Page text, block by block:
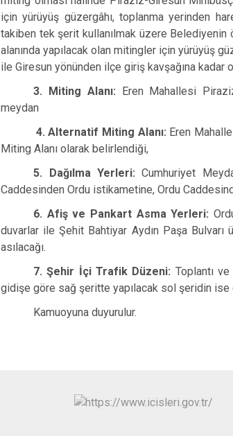
için yürüyüş güzergâhı, toplanma yerinden
takiben tek şerit kullanılmak üzere Belediyenin
alanında yapılacak olan mitingler için yürüyüş
ile Giresun yönünden ilçe giriş kavşağına kadar
3. Miting Alanı: Eren Mahallesi
meydan
4. Alternatif Miting Alanı: Eren
Miting Alanı olarak belirlendiği,
5. Dağılma Yerleri:Cumhuriyet
Caddesinden Ordu istikametine, Ordu
6. Afiş ve Pankart Asma Yerleri:
duvarlar ile Şehit Bahtiyar Aydın Paşa
asılacağı.
7. Şehir İçi Trafik Düzeni: Toplantı
gidişe göre sağ şeritte yapılacak sol şeridin ise
Kamuoyuna duyurulur.